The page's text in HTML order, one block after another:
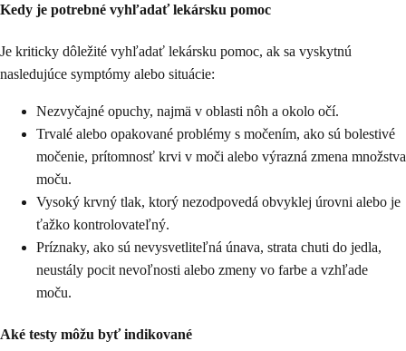
Kedy je potrebné vyhľadať lekársku pomoc
Je kriticky dôležité vyhľadať lekársku pomoc, ak sa vyskytnú
nasledujúce symptómy alebo situácie:
Nezvyčajné opuchy, najmä v oblasti nôh a okolo očí.
Trvalé alebo opakované problémy s močením, ako sú bolestivé
močenie, prítomnosť krvi v moči alebo výrazná zmena množstva
moču.
Vysoký krvný tlak, ktorý nezodpovedá obvyklej úrovni alebo je
ťažko kontrolovateľný.
Príznaky, ako sú nevysvetliteľná únava, strata chuti do jedla,
neustály pocit nevoľnosti alebo zmeny vo farbe a vzhľade
moču.
Aké testy môžu byť indikované